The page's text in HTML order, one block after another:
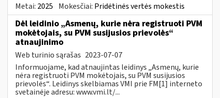
Metai: 2025 Mokesčiai: Pridėtinės vertės mokestis
Dėl leidinio „Asmenų, kurie nėra registruoti PVM
mokėtojais, su PVM susijusios prievolės“
atnaujinimo
Web turinio sąrašas 2023-07-07
Informuojame, kad atnaujintas leidinys „Asmenų, kurie
nėra registruoti PVM mokėtojais, su PVM susijusios
prievolės“. Leidinys skelbiamas VMI prie FM[1] interneto
svetainėje adresu: www.vmi.lt/...